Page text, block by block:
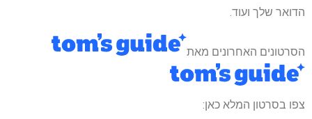
הדואר שלך ועוד.
הסרטונים האחרונים מאת
צפו בסרטון המלא כאן: